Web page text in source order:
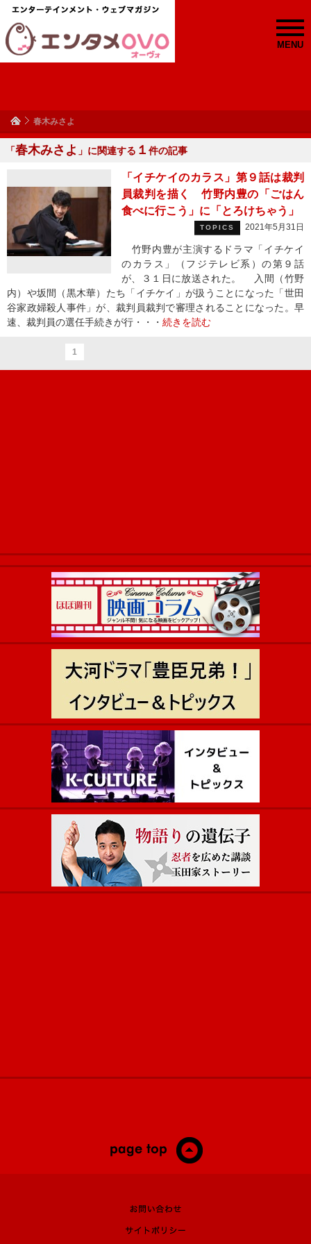
MENU
春木みさよ
「春木みさよ 」に関連する １ 件の記事
「イチケイのカラス」第９話は裁判
員裁判を描く 竹野内豊の「ごはん
食べに行こう」に「とろけちゃう」
TOPICS 2021年5月31日
竹野内豊が主演するドラマ「イチケイ
のカラス」（フジテレビ系）の第９話
が、３１日に放送された。 入間（竹野
内）や坂間（黒木華）たち「イチケイ」が扱うことになった「世田
谷家政婦殺人事件」が、裁判員裁判で審理されることになった。早
速、裁判員の選任手続きが行・・・ 続きを読む
1